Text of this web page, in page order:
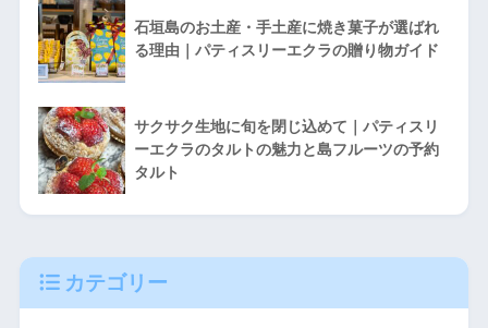
石垣島のお土産・手土産に焼き菓子が選ばれ
る理由｜パティスリーエクラの贈り物ガイド
サクサク生地に旬を閉じ込めて｜パティスリ
ーエクラのタルトの魅力と島フルーツの予約
タルト
カテゴリー